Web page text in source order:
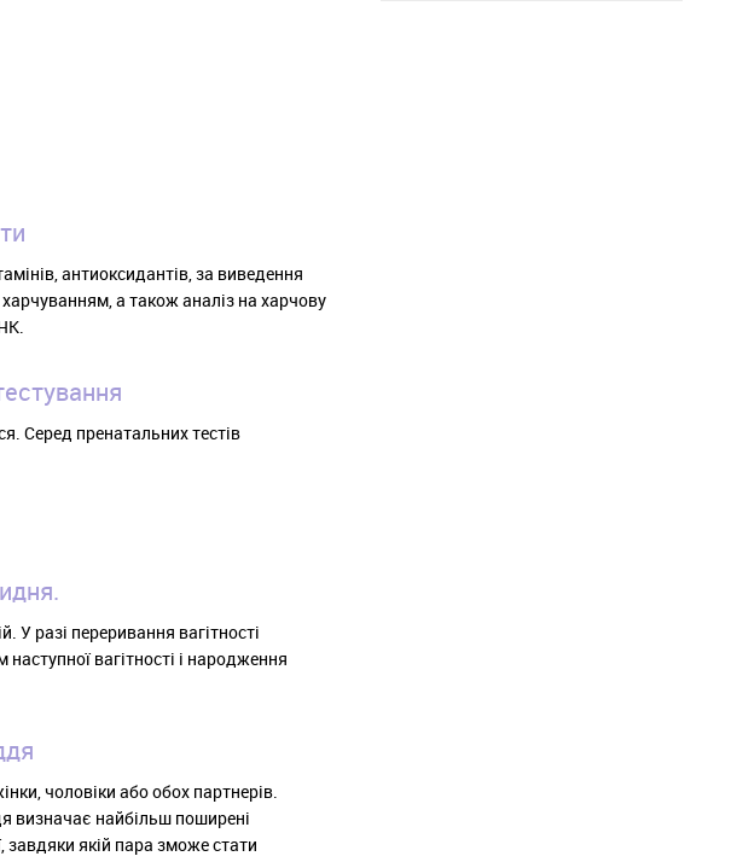
антиоксидантів, за виведення
харчуванням, а також аналіз на харчову
Серед пренатальних тестів
У разі переривання вагітності
вагітності і народження
чоловіки або обох партнерів.
визначає найбільш поширені
завдяки якій пара зможе стати